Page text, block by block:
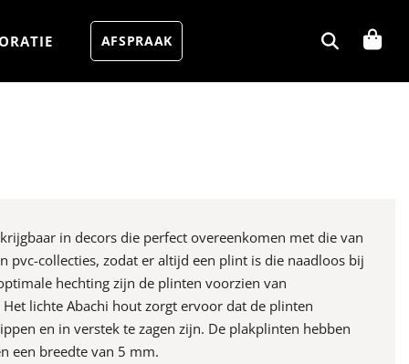
AFSPRAAK
in decors die perfect overeenkomen met die van
pvc-collecties, zodat er altijd een plint is die naadloos bij
hechting zijn de plinten voorzien van
lichte Abachi hout zorgt ervoor dat de plinten
en in verstek te zagen zijn. De plakplinten hebben
een breedte van 5 mm.